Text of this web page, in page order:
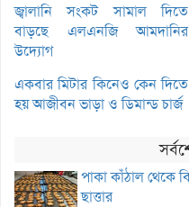
জ্বালানি সংকট সামাল দিতে
বাড়ছে এলএনজি আমদানির
উদ্যোগ
একবার মিটার কিনেও কেন দিতে
হয় আজীবন ভাড়া ও ডিমান্ড চার্জ
পাকা কাঁঠাল থেকে
ছাত্তার